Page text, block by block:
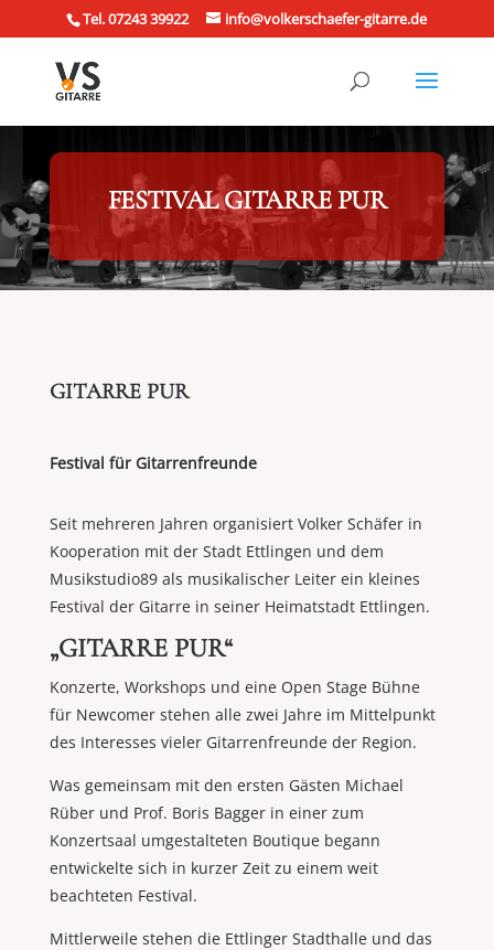
Tel. 07243 39922 info@volkerschaefer-gitarre.de
FESTIVAL GITARRE PUR
GITARRE PUR
Festival für Gitarrenfreunde
Seit mehreren Jahren organisiert Volker Schäfer in
Kooperation mit der Stadt Ettlingen und dem
Musikstudio89 als musikalischer Leiter ein kleines
Festival der Gitarre in seiner Heimatstadt Ettlingen.
„GITARRE PUR“
Konzerte, Workshops und eine Open Stage Bühne
für Newcomer stehen alle zwei Jahre im Mittelpunkt
des Interesses vieler Gitarrenfreunde der Region.
Was gemeinsam mit den ersten Gästen Michael
Rüber und Prof. Boris Bagger in einer zum
Konzertsaal umgestalteten Boutique begann
entwickelte sich in kurzer Zeit zu einem weit
beachteten Festival.
Mittlerweile stehen die Ettlinger Stadthalle und das